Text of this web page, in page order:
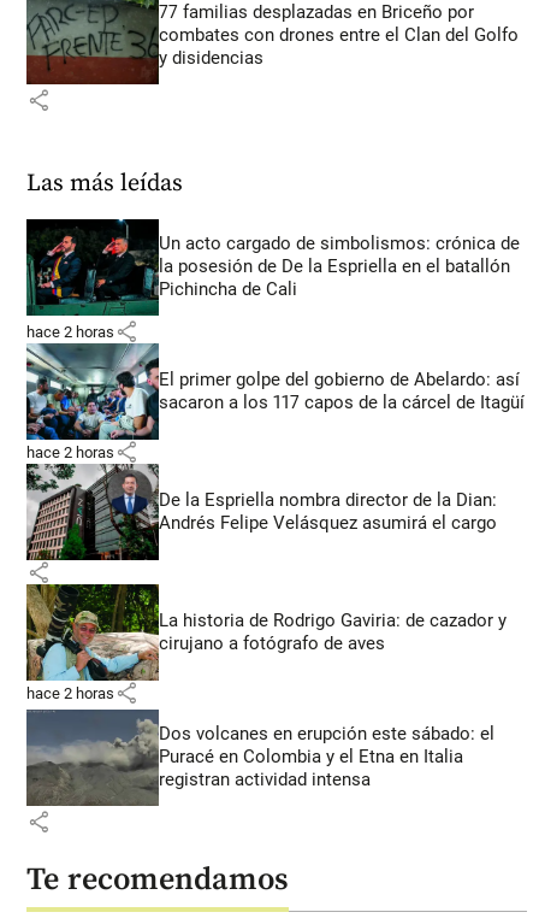
77 familias desplazadas en Briceño por
combates con drones entre el Clan del Golfo
y disidencias
share
Las más leídas
Un acto cargado de simbolismos: crónica de
la posesión de De la Espriella en el batallón
Pichincha de Cali
hace 2 horas share
El primer golpe del gobierno de Abelardo: así
sacaron a los 117 capos de la cárcel de Itagüí
hace 2 horas share
De la Espriella nombra director de la Dian:
Andrés Felipe Velásquez asumirá el cargo
share
La historia de Rodrigo Gaviria: de cazador y
cirujano a fotógrafo de aves
hace 2 horas share
Dos volcanes en erupción este sábado: el
Puracé en Colombia y el Etna en Italia
registran actividad intensa
share
Te recomendamos